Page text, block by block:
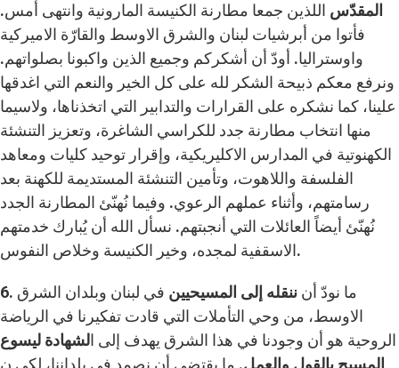
المقدّس اللذين جمعا مطارنة الكنيسة المارونية وانتهى أمس.
فأتوا من أبرشيات لبنان والشرق الاوسط والقارّة الاميركية
واوستراليا. أودّ أن أشكركم وجميع الذين واكبونا بصلواتهم.
ونرفع معكم ذبيحة الشكر لله على كل الخير والنعم التي اغدقها
علينا، كما نشكره على القرارات والتدابير التي اتخذناها، ولاسيما
منها انتخاب مطارنة جدد للكراسي الشاغرة، وتعزيز التنشئة
الكهنوتية في المدارس الاكليريكية، وإقرار توحيد كليات ومعاهد
الفلسفة واللاهوت، وتأمين التنشئة المستديمة للكهنة بعد
رسامتهم، وأثناء عملهم الرعوي. وفيما نُهنّئ المطارنة الجدد
نُهنّئ أيضاً العائلات التي أنجبتهم. نسأل الله أن يُبارك خدمتهم
الاسقفية لمجده، وخير الكنيسة وخلاص النفوس.
6. ما نودّ أن ننقله إلى المسيحيين في لبنان وبلدان الشرق
الاوسط، من وحي التأملات التي قادت تفكيرنا في الرياضة
الروحية هو أن وجودنا في هذا الشرق يهدف إلى الشهادة ليسوع
المسيح بالقول والعمل. ما يقتضي أن نصمد في بلداننا، لكي ن